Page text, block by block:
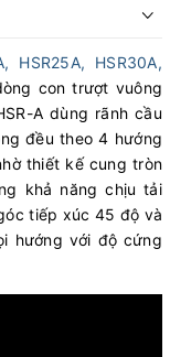
HSR25A, HSR30A,
con trượt vuông
A dùng rãnh cầu
đều theo 4 hướng
thiết kế cung tròn
khả năng chịu tải
tiếp xúc 45 độ và
hướng với độ cứng